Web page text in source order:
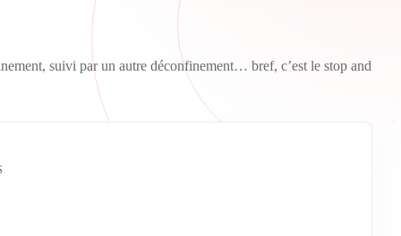
suivi par un autre déconfinement… bref, c’est le stop and